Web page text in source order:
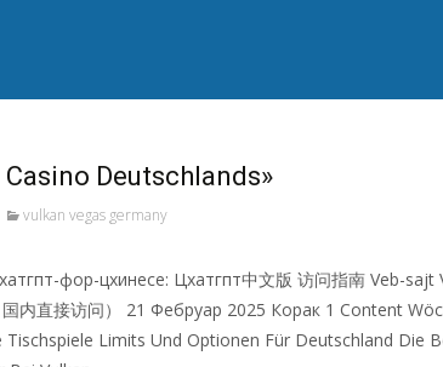
Casino Deutschlands»
vulkan vegas germany
фор-цхинесе: Цхатгпт中文版 访问指南 Veb-sajt
内直接访问） 21 Фебруар 2025 Корак 1 Content
Tischspiele Limits Und Optionen Für Deutschland Die